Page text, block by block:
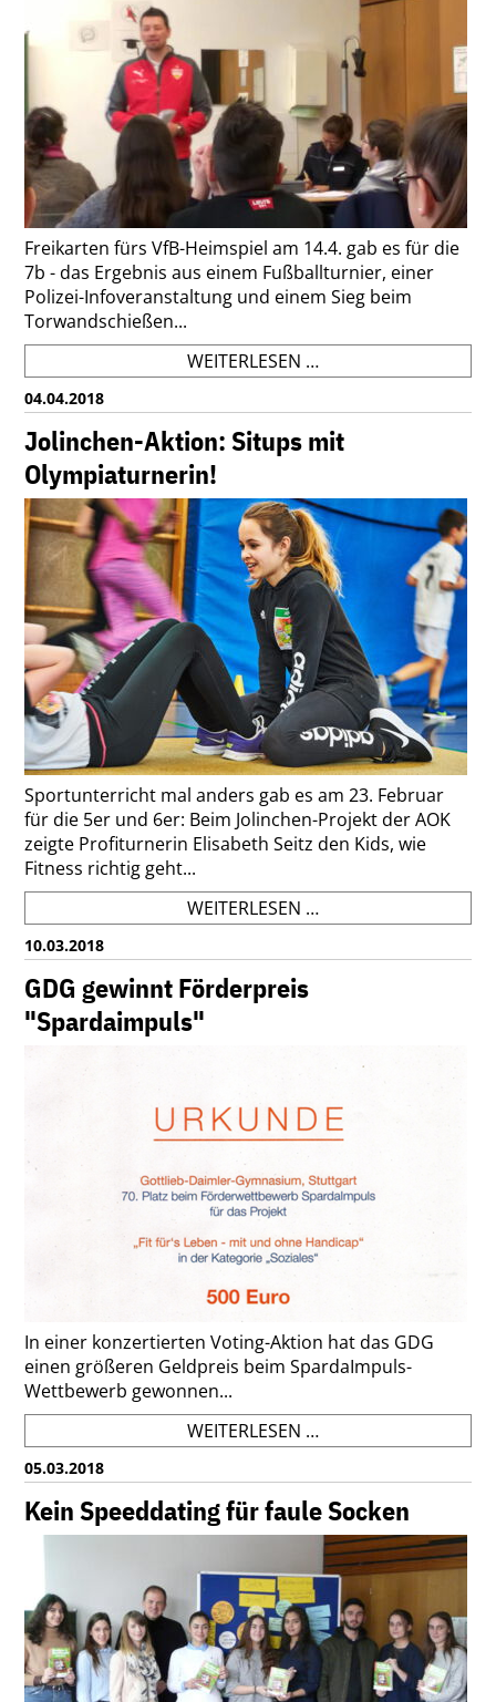
FAIRPLAY-
FINALE
DER
MERCEDES-
BENZ
ARENA
Freikarten fürs VfB-Heimspiel am 14.4. gab es für die
7b - das Ergebnis aus einem Fußballturnier, einer
Polizei-Infoveranstaltung und einem Sieg beim
Torwandschießen...
WEITERLESEN …7B
GEWINNT
KARTEN
FÜR
VFB-
04.04.2018
Jolinchen-Aktion: Situps mit
Olympiaturnerin!
Sportunterricht mal anders gab es am 23. Februar
für die 5er und 6er: Beim Jolinchen-Projekt der AOK
zeigte Profiturnerin Elisabeth Seitz den Kids, wie
Fitness richtig geht...
WEITERLESEN …JOLINCHEN-
AKTION:
SITUPS
10.03.2018
GDG gewinnt Förderpreis
"Spardaimpuls"
In einer konzertierten Voting-Aktion hat das GDG
einen größeren Geldpreis beim SpardaImpuls-
Wettbewerb gewonnen...
WEITERLESEN …GDG
GEWINNT
FÖRDERPREIS
"SPARDAIMPULS"
05.03.2018
Kein Speeddating für faule Socken